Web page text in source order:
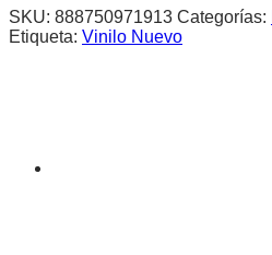
SKU: 888750971913 Categorías:
Etiqueta: Vinilo Nuevo